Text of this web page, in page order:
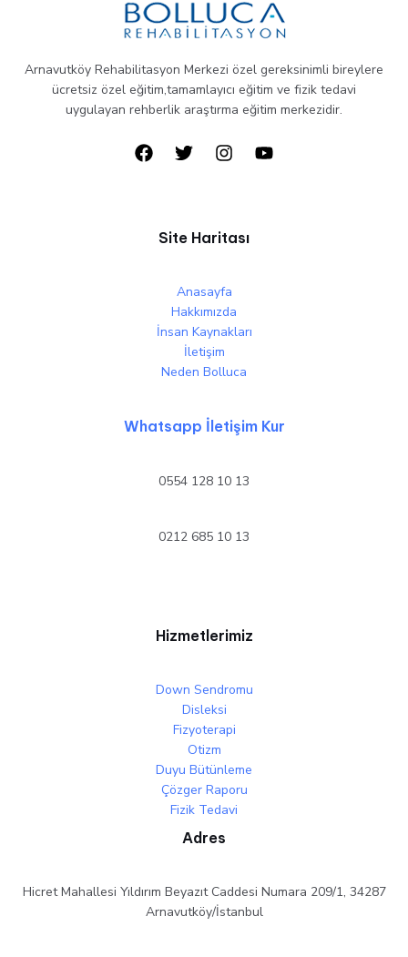
Arnavutköy Rehabilitasyon Merkezi özel gereksinimli bireylere
ücretsiz özel eğitim,tamamlayıcı eğitim ve fizik tedavi
uygulayan rehberlik araştırma eğitim merkezidir.
Site Haritası
Anasayfa
Hakkımızda
İnsan Kaynakları
İletişim
Neden Bolluca
Whatsapp İletişim Kur
0554 128 10 13
0212 685 10 13
Hizmetlerimiz
Down Sendromu
Disleksi
Fizyoterapi
Otizm
Duyu Bütünleme
Çözger Raporu
Fizik Tedavi
Adres
Hicret Mahallesi Yıldırım Beyazıt Caddesi Numara 209/1, 34287
Arnavutköy/İstanbul